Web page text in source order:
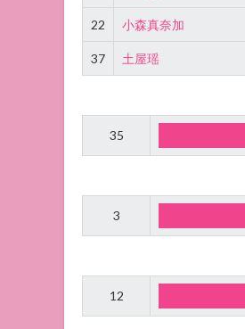
22 小森真奈加
37 土屋瑶
35
3
12